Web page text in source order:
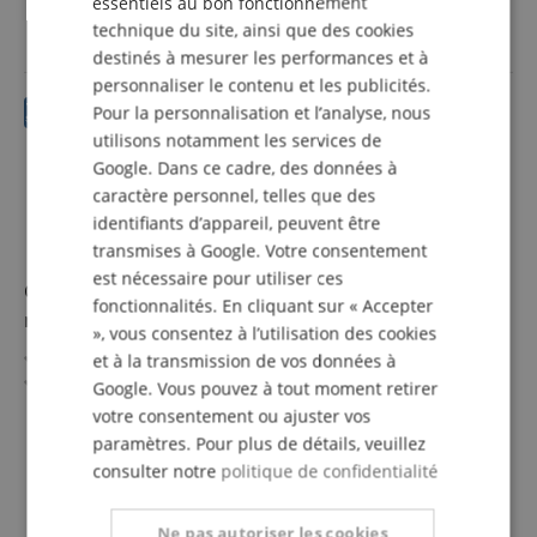
Comprend étui, embout et tuyau d?airincl. la TVA +
livraison (FR)
Classic Cantabile FL-100 flûte traversière,
maillechort
Super instrument pour débutants
Entièrement en maillechort nickelé (tête, corps et
mécanique)
Clés fermées, mécanique en E fluide
Sol avancé, réponse facile et justesse précise
Accord en do, son chaud
99,89 €
livraison (FR)
SPANISH
technique du site, ainsi que des cookies
destinés à mesurer les performances et à
personnaliser le contenu et les publicités.
Pour la personnalisation et l’analyse, nous
utilisons notamment les services de
Google. Dans ce cadre, des données à
caractère personnel, telles que des
identifiants d’appareil, peuvent être
transmises à Google. Votre consentement
est nécessaire pour utiliser ces
fonctionnalités. En cliquant sur « Accepter
», vous consentez à l’utilisation des cookies
et à la transmission de vos données à
Google. Vous pouvez à tout moment retirer
votre consentement ou ajuster vos
paramètres. Pour plus de détails, veuillez
consulter notre politique de confidentialité
Ne pas autoriser les cookies